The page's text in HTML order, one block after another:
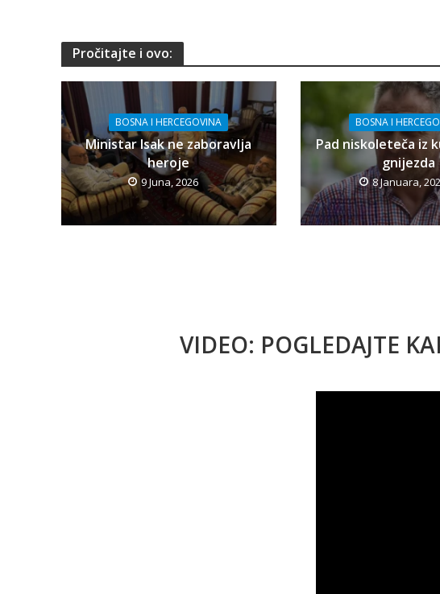
Pročitajte i ovo:
BOSNA I HERCEGOVINA
Ministar Isak ne zaboravlja
heroje
9 Juna, 2026
BOSNA I
Pad niskoleteča iz
gnijezda
8 Januara,
VIDEO: POGLEDAJTE